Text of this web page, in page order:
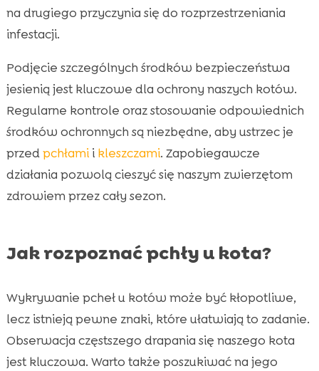
na drugiego przyczynia się do rozprzestrzeniania
infestacji.
Podjęcie szczególnych środków bezpieczeństwa
jesienią jest kluczowe dla ochrony naszych kotów.
Regularne kontrole oraz stosowanie odpowiednich
środków ochronnych są niezbędne, aby ustrzec je
przedpchłamii kleszczami. Zapobiegawcze
działania pozwolą cieszyć się naszym zwierzętom
zdrowiem przez cały sezon.
Jak rozpoznać pchły u kota?
Wykrywanie pcheł u kotów może być kłopotliwe,
lecz istnieją pewne znaki, które ułatwiają to zadanie.
Obserwacja częstszego drapania się naszego kota
jest kluczowa. Warto także poszukiwać na jego